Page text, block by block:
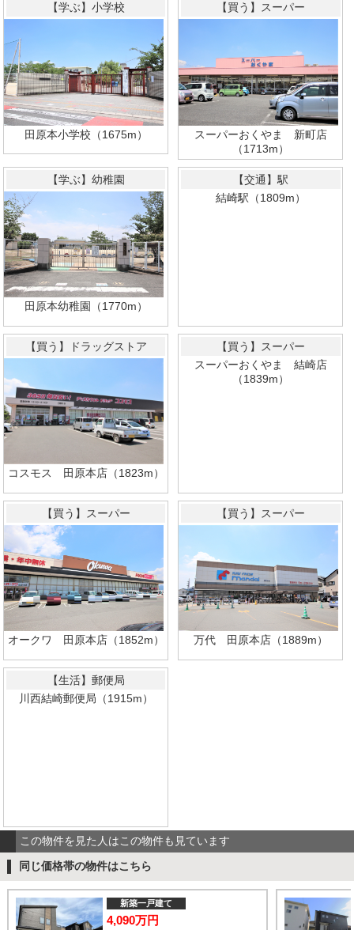
【学ぶ】小学校
田原本小学校（1675m）
【買う】スーパー
スーパーおくやま 新町店
（1713m）
【学ぶ】幼稚園
田原本幼稚園（1770m）
【交通】駅
結崎駅（1809m）
【買う】ドラッグストア
コスモス 田原本店（1823m）
【買う】スーパー
スーパーおくやま 結崎店
（1839m）
【買う】スーパー
オークワ 田原本店（1852m）
【買う】スーパー
万代 田原本店（1889m）
【生活】郵便局
川西結崎郵便局（1915m）
この物件を見た人はこの物件も見ています
同じ価格帯の物件はこちら
新築一戸建て
4,090万円